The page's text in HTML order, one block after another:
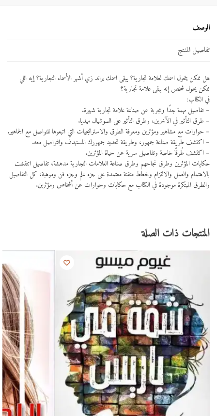
الوصف
تفاصيل المنتج
هل ممكن يتحول اسمك لعلامة تجارية؟ يبقى اسمك براند زي أشهر الأسماء التجارية؟ إيه اللي
ممكن يحول شخص إنه يبقى علامة تجارية؟
في الكتاب:
– تفاصيل مهمة جدًا ومجربة عن صناعة علامة تجارية شهيرة.
– طرق التأثير في الآخرين، وطرق التأثير على السوشيال ميديا.
– حوارات مع مشاهير ومؤثرين ومعرفة الطرق والاستراتيجيات التي اتبعوها للتواصل مع الجماهير.
– اكتشف طريقة صناعة جمهور، وطريقة تحديد جمهورك المستهدف والتواصل معه.
– اكتشف طُرقًا خاصة وتفاصيل سرية عن حياة المؤثرين.
حكايات المؤثرين وطرق نجاحهم وطرق صناعة العلامات التجارية مدهشة، تفاصيل اتنقشت
بالاهتمام والعمل والالتزام وخطط متقنة معتمدة على جزء علم وجزء فن وموهبة، كل التفاصيل
والطرق المبتكرة موجودة في الكتاب مع حكايات وحوارات عن أشخاص ومؤثرين.
المنتجات ذات الصلة